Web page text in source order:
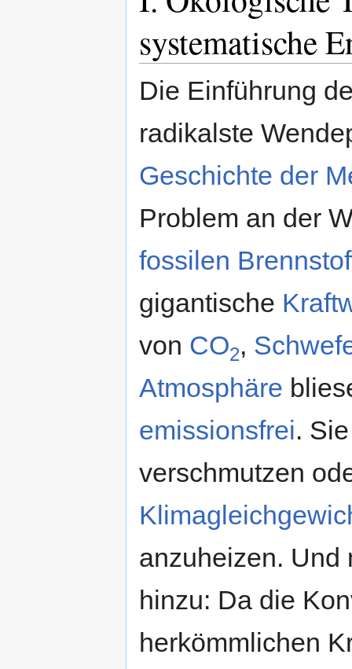
systematische
Die Einführung
radikalste
Geschichte der
Problem an der
fossilen
gigantische
von CO2,
Atmosphäre
emissionsfrei.
verschmutzen
anzuheizen. Und
hinzu: Da die
herkömmlichen